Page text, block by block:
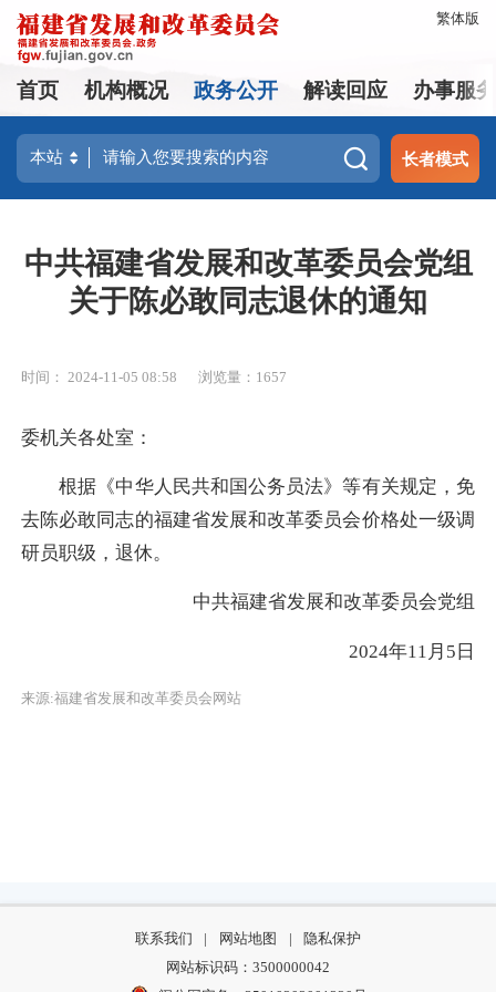
繁体版
首页 机构概况 政务公开 解读回应 办事服
长者模式
中共福建省发展和改革委员会党组
关于陈必敢同志退休的通知
时间： 2024-11-05 08:58 浏览量：1657
委机关各处室：
根据《中华人民共和国公务员法》等有关规定，免
去陈必敢同志的福建省发展和改革委员会价格处一级调
研员职级，退休。
中共福建省发展和改革委员会党组
2024年11月5日
来源:福建省发展和改革委员会网站
联系我们 | 网站地图 |
隐私保护
网站标识码：3500000042